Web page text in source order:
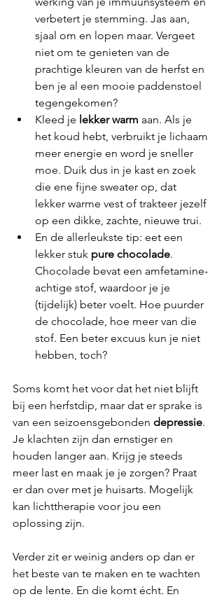
verbetert je stemming. Jas aan,
sjaal om en lopen maar. Vergeet
niet om te genieten van de
prachtige kleuren van de herfst en
ben je al een mooie paddenstoel
tegengekomen?
Kleed je lekker warm aan. Als je
het koud hebt, verbruikt je lichaam
meer energie en word je sneller
moe. Duik dus in je kast en zoek
die ene fijne sweater op, dat
lekker warme vest of trakteer jezelf
op een dikke, zachte, nieuwe trui.
En de allerleukste tip: eet een
lekker stuk pure chocolade.
Chocolade bevat een amfetamine-
achtige stof, waardoor je je
(tijdelijk) beter voelt. Hoe puurder
de chocolade, hoe meer van die
stof. Een beter excuus kun je niet
hebben, toch?
Soms komt het voor dat het niet blijft
bij een herfstdip, maar dat er sprake is
van een seizoensgebonden depressie.
Je klachten zijn dan ernstiger en
houden langer aan. Krijg je steeds
meer last en maak je je zorgen? Praat
er dan over met je huisarts. Mogelijk
kan lichttherapie voor jou een
oplossing zijn.
Verder zit er weinig anders op dan er
het beste van te maken en te wachten
op de lente. En die komt écht. En